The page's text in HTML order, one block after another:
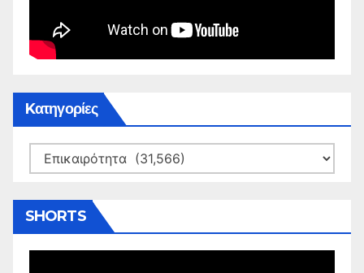
Kατηγορίες
Kατηγορίες
SHORTS